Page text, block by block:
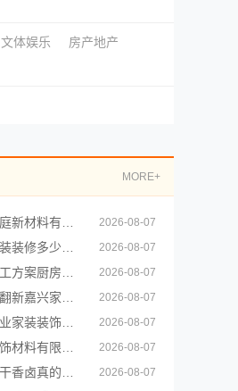
文体娱乐
房产地产
MORE+
2026-08-07
2026-08-07
2026-08-07
2026-08-07
2026-08-07
2026-08-07
2026-08-07